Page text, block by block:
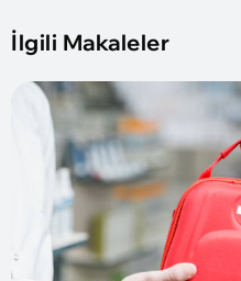
İlgili Makaleler